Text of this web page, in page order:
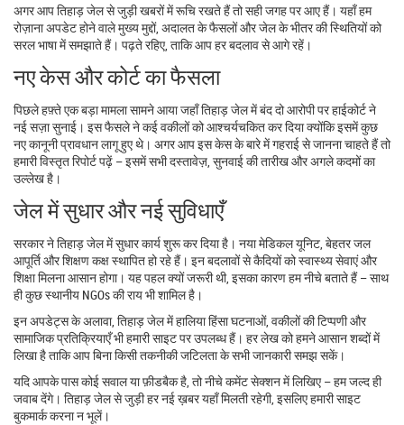
अगर आप तिहाड़ जेल से जुड़ी खबरों में रूचि रखते हैं तो सही जगह पर आए हैं। यहाँ हम
रोज़ाना अपडेट होने वाले मुख्य मुद्दों, अदालत के फैसलों और जेल के भीतर की स्थितियों को
सरल भाषा में समझाते हैं। पढ़ते रहिए, ताकि आप हर बदलाव से आगे रहें।
नए केस और कोर्ट का फैसला
पिछले हफ़्ते एक बड़ा मामला सामने आया जहाँ तिहाड़ जेल में बंद दो आरोपी पर हाईकोर्ट ने
नई सज़ा सुनाई। इस फैसले ने कई वकीलों को आश्चर्यचकित कर दिया क्योंकि इसमें कुछ
नए कानूनी प्रावधान लागू हुए थे। अगर आप इस केस के बारे में गहराई से जानना चाहते हैं तो
हमारी विस्तृत रिपोर्ट पढ़ें – इसमें सभी दस्तावेज़, सुनवाई की तारीख और अगले कदमों का
उल्लेख है।
जेल में सुधार और नई सुविधाएँ
सरकार ने तिहाड़ जेल में सुधार कार्य शुरू कर दिया है। नया मेडिकल यूनिट, बेहतर जल
आपूर्ति और शिक्षण कक्ष स्थापित हो रहे हैं। इन बदलावों से कैदियों को स्वास्थ्य सेवाएं और
शिक्षा मिलना आसान होगा। यह पहल क्यों जरूरी थी, इसका कारण हम नीचे बताते हैं – साथ
ही कुछ स्थानीय NGOs की राय भी शामिल है।
इन अपडेट्स के अलावा, तिहाड़ जेल में हालिया हिंसा घटनाओं, वकीलों की टिप्पणी और
सामाजिक प्रतिक्रियाएँ भी हमारी साइट पर उपलब्ध हैं। हर लेख को हमने आसान शब्दों में
लिखा है ताकि आप बिना किसी तकनीकी जटिलता के सभी जानकारी समझ सकें।
यदि आपके पास कोई सवाल या फ़ीडबैक है, तो नीचे कमेंट सेक्शन में लिखिए – हम जल्द ही
जवाब देंगे। तिहाड़ जेल से जुड़ी हर नई ख़बर यहाँ मिलती रहेगी, इसलिए हमारी साइट
बुकमार्क करना न भूलें।